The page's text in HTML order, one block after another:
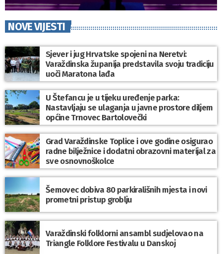
NOVE VIJESTI
Sjever i jug Hrvatske spojeni na Neretvi:
Varaždinska županija predstavila svoju tradiciju
uoči Maratona lađa
U Štefancu je u tijeku uređenje parka:
Nastavljaju se ulaganja u javne prostore diljem
općine Trnovec Bartolovečki
Grad Varaždinske Toplice i ove godine osigurao
radne bilježnice i dodatni obrazovni materijal za
sve osnovnoškolce
Šemovec dobiva 80 parkirališnih mjesta i novi
prometni pristup groblju
Varaždinski folklorni ansambl sudjelovao na
Triangle Folklore Festivalu u Danskoj